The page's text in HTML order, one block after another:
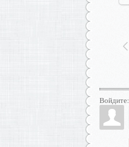
Войдите: